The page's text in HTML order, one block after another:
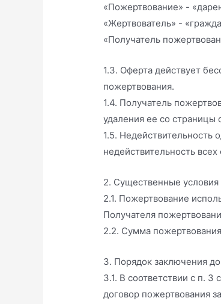
«Пожертвование» -
«Жертвователь» -
«Получатель
1.3. Оферта действует
пожертвования.
1.4. Получатель
удаления ее со страницы
1.5. Недействительность
недействительность
2. Существенные
2.1. Пожертвование
Получателя
2.2. Сумма
3. Порядок заключения
3.1. В соответствии с п.
договор пожертвования